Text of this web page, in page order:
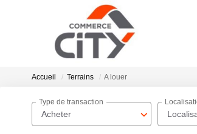
Accueil Terrains A louer
Acheter
Type de transaction